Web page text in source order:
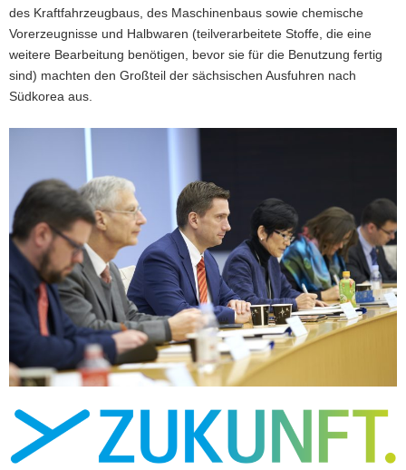
des Kraftfahrzeugbaus, des Maschinenbaus sowie chemische
Vorerzeugnisse und Halbwaren (teilverarbeitete Stoffe, die eine
weitere Bearbeitung benötigen, bevor sie für die Benutzung fertig
sind) machten den Großteil der sächsischen Ausfuhren nach
Südkorea aus.